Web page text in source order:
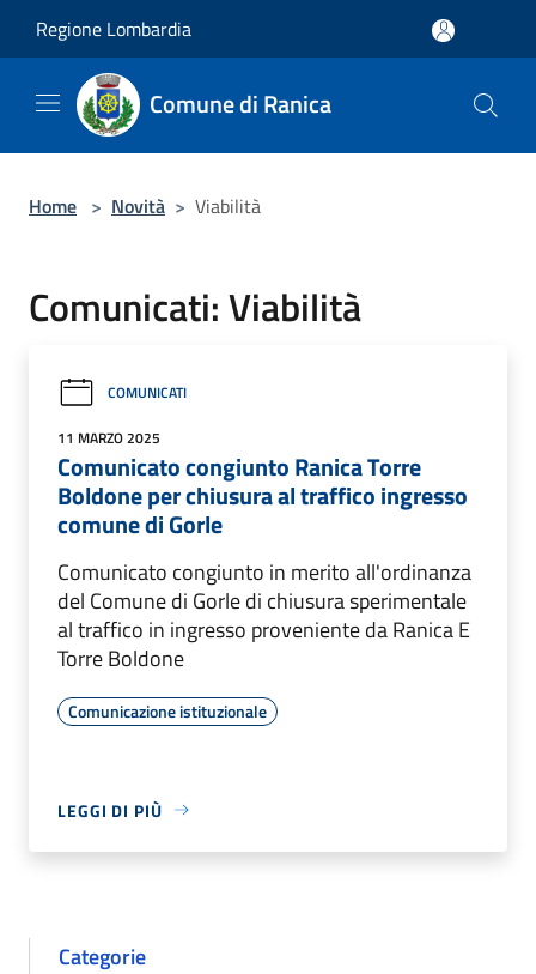
Regione Lombardia
Comune di Ranica
Home > Novità > Viabilità
Comunicati: Viabilità
COMUNICATI
11 MARZO 2025
Comunicato congiunto Ranica Torre
Boldone per chiusura al traffico ingresso
comune di Gorle
Comunicato congiunto in merito all'ordinanza
del Comune di Gorle di chiusura sperimentale
al traffico in ingresso proveniente da Ranica E
Torre Boldone
Comunicazione istituzionale
LEGGI DI PIÙ
Categorie